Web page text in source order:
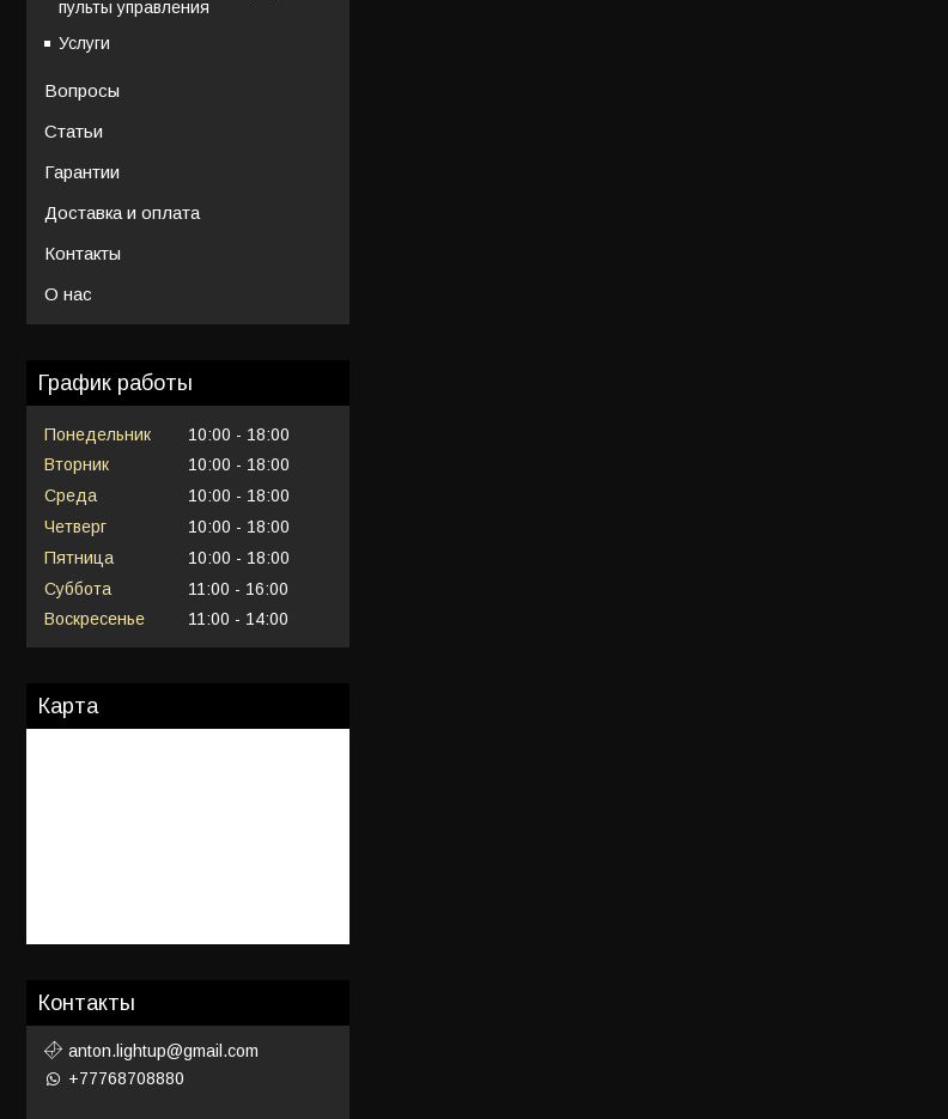
пульты управления
Услуги
Вопросы
Статьи
Гарантии
Доставка и оплата
Контакты
О нас
График работы
Понедельник 10:00
18:00
Вторник
10:00
18:00
Среда
10:00
18:00
Четверг
10:00
18:00
Пятница
10:00
18:00
Суббота
11:00
16:00
Воскресенье
11:00 14:00
Карта
Контакты
anton.lightup@gmail.com
+77768708880